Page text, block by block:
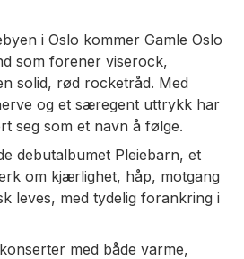
i Oslo kommer Gamle Oslo
som forener viserock,
solid, rød rocketråd. Med
og et særegent uttrykk har
seg som et navn å følge.
debutalbumet Pleiebarn, et
om kjærlighet, håp, motgang
leves, med tydelig forankring i
med både varme,